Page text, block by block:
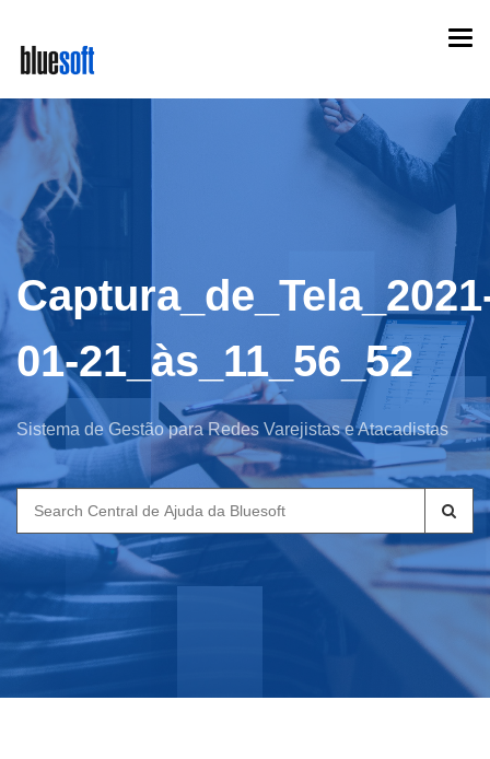
main
content
01-21_às_11_56_52
Sistema de Gestão para Redes Varejistas e Atacadistas
Search
for: